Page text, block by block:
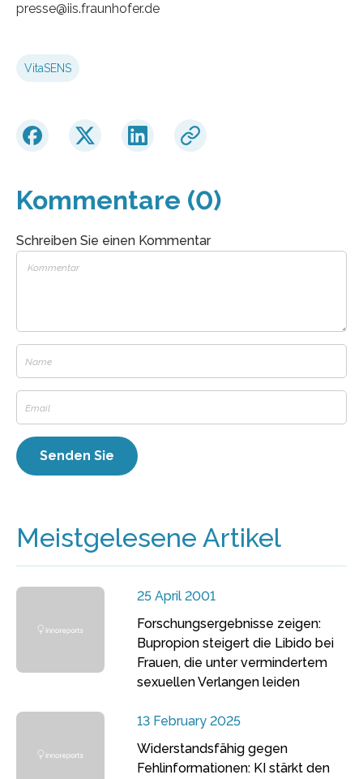
presse@iis.fraunhofer.de
VitaSENS
Kommentare (0)
Schreiben Sie einen Kommentar
Meistgelesene Artikel
25 April 2001
Forschungsergebnisse zeigen:
Bupropion steigert die Libido bei
Frauen, die unter vermindertem
sexuellen Verlangen leiden
13 February 2025
Widerstandsfähig gegen
Fehlinformationen: KI stärkt den